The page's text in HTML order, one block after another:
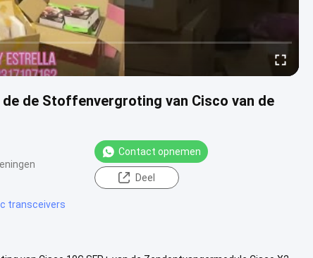
de Stoffenvergroting van Cisco van de
Contact opnemen
Deel
transceivers